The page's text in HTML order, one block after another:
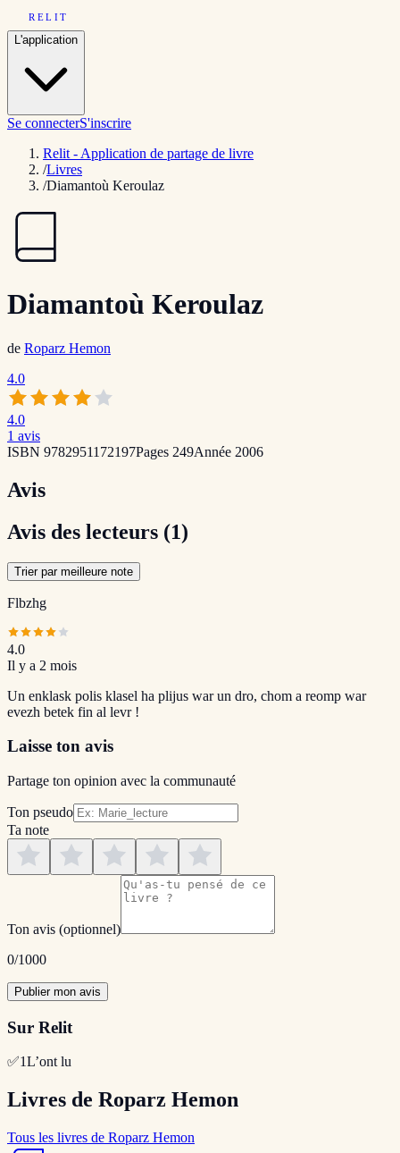
RELIT
L'application
Se connecterS'inscrire
Relit - Application de partage de livre
/Livres
/Diamantoù Keroulaz
Diamantoù Keroulaz
de Roparz Hemon
4.0
4.0
1 avis
ISBN 9782951172197Pages 249Année 2006
Avis
Avis des lecteurs (1)
Trier par meilleure note
Flbzhg
4.0
Il y a 2 mois
Un enklask polis klasel ha plijus war un dro, chom a reomp war
evezh betek fin al levr !
Laisse ton avis
Partage ton opinion avec la communauté
Ton pseudo
Ta note
Ton avis (optionnel)
0/1000
Publier mon avis
Sur Relit
✅1L’ont lu
Livres de Roparz Hemon
Tous les livres de Roparz Hemon